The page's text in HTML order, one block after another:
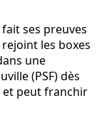
fait ses preuves
les boxes
une
(PSF) dès
et peut franchir